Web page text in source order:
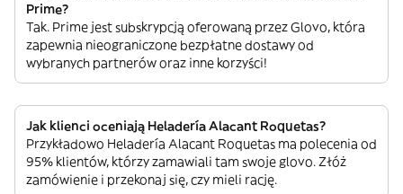
Prime?
Tak. Prime jest subskrypcją oferowaną przez Glovo, która
zapewnia nieograniczone bezpłatne dostawy od
wybranych partnerów oraz inne korzyści!
Jak klienci oceniają Heladería Alacant Roquetas?
Przykładowo Heladería Alacant Roquetas ma polecenia od
95% klientów, którzy zamawiali tam swoje glovo. Złóż
zamówienie i przekonaj się, czy mieli rację.